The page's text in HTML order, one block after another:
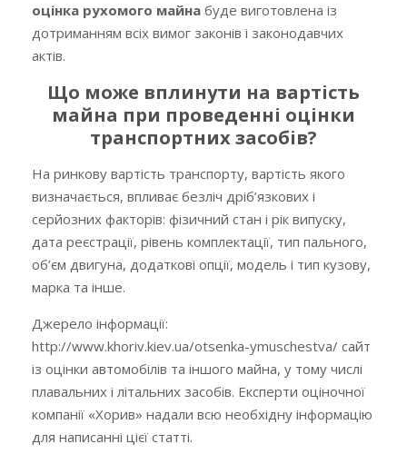
оцінка рухомого майна буде виготовлена із
дотриманням всіх вимог законів і законодавчих
актів.
Що може вплинути на вартість
майна при проведенні оцінки
транспортних засобів?
На ринкову вартість транспорту, вартість якого
визначається, впливає безліч дріб’язкових і
серйозних факторів: фізичний стан і рік випуску,
дата реєстрації, рівень комплектації, тип пального,
об’єм двигуна, додаткові опції, модель і тип кузову,
марка та інше.
Джерело інформації:
http://www.khoriv.kiev.ua/otsenka-ymuschestva/ сайт
із оцінки автомобілів та іншого майна, у тому числі
плавальних і літальних засобів. Експерти оціночної
компанії «Хорив» надали всю необхідну інформацію
для написанні цієї статті.